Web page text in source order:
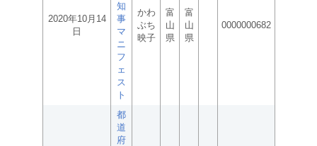
2020年10月14
日
知
事
マ
ニ
フ
ェ
ス
ト
かわ
ぶち
映子
富
山
県
富
山
県
0000000682
都
道
府